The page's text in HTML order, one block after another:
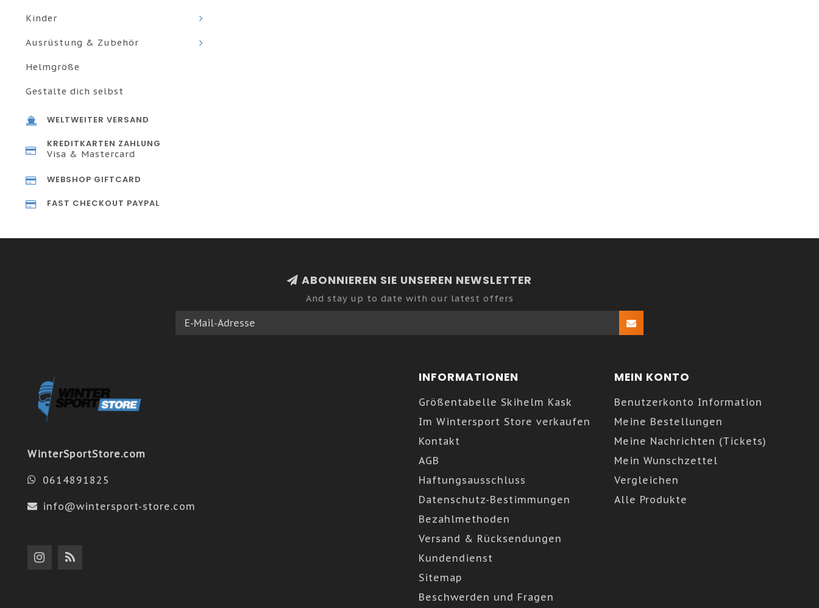
Kinder
Ausrüstung & Zubehör
Helmgröße
Gestalte dich selbst
WELTWEITER VERSAND
KREDITKARTEN ZAHLUNG
Visa & Mastercard
WEBSHOP GIFTCARD
FAST CHECKOUT PAYPAL
ABONNIEREN SIE UNSEREN NEWSLETTER
And stay up to date with our latest offers
WinterSportStore.com
0614891825
info@wintersport-store.com
INFORMATIONEN
Größentabelle Skihelm Kask
Im Wintersport Store verkaufen
Kontakt
AGB
Haftungsausschluss
Datenschutz-Bestimmungen
Bezahlmethoden
Versand & Rücksendungen
Kundendienst
Sitemap
Beschwerden und Fragen
MEIN KONTO
Benutzerkonto Information
Meine Bestellungen
Meine Nachrichten (Tickets)
Mein Wunschzettel
Vergleichen
Alle Produkte